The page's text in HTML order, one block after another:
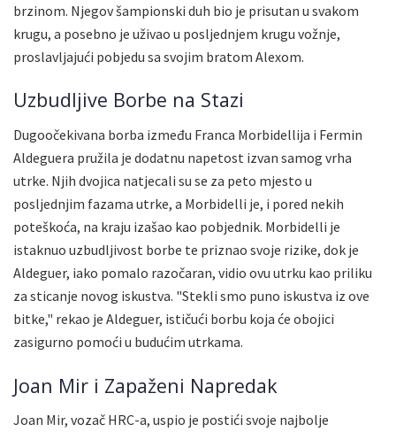
brzinom. Njegov šampionski duh bio je prisutan u svakom
krugu, a posebno je uživao u posljednjem krugu vožnje,
proslavljajući pobjedu sa svojim bratom Alexom.
Uzbudljive Borbe na Stazi
Dugoočekivana borba između Franca Morbidellija i Fermin
Aldeguera pružila je dodatnu napetost izvan samog vrha
utrke. Njih dvojica natjecali su se za peto mjesto u
posljednjim fazama utrke, a Morbidelli je, i pored nekih
poteškoća, na kraju izašao kao pobjednik. Morbidelli je
istaknuo uzbudljivost borbe te priznao svoje rizike, dok je
Aldeguer, iako pomalo razočaran, vidio ovu utrku kao priliku
za sticanje novog iskustva. "Stekli smo puno iskustva iz ove
bitke," rekao je Aldeguer, ističući borbu koja će obojici
zasigurno pomoći u budućim utrkama.
Joan Mir i Zapaženi Napredak
Joan Mir, vozač HRC-a, uspio je postići svoje najbolje